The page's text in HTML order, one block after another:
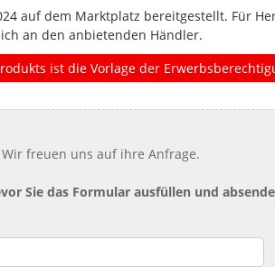
auf dem Marktplatz bereitgestellt. Für
an den anbietenden Händler.
ist die Vorlage der
freuen uns auf ihre Anfrage.
Sie das Formular ausfüllen und